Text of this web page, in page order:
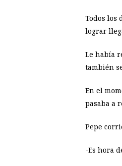
Todos los
lograr
Le había
también
En el
pasaba a
Pepe
-Es hora